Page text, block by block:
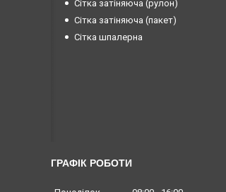
Сітка затіняюча (рулон)
Сітка затіняюча (пакет)
Сітка шпалерна
ГРАФІК РОБОТИ